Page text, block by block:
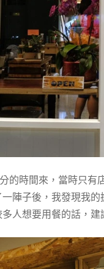
的時間來，當時只
陣子後，我發現我
人想要用餐的話，